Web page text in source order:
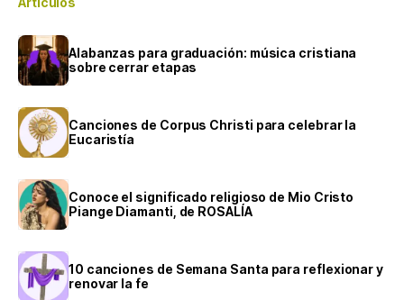
Alabanzas para graduación: música cristiana
sobre cerrar etapas
Canciones de Corpus Christi para celebrar la
Eucaristía
Conoce el significado religioso de Mio Cristo
Piange Diamanti, de ROSALÍA
10 canciones de Semana Santa para reflexionar y
renovar la fe